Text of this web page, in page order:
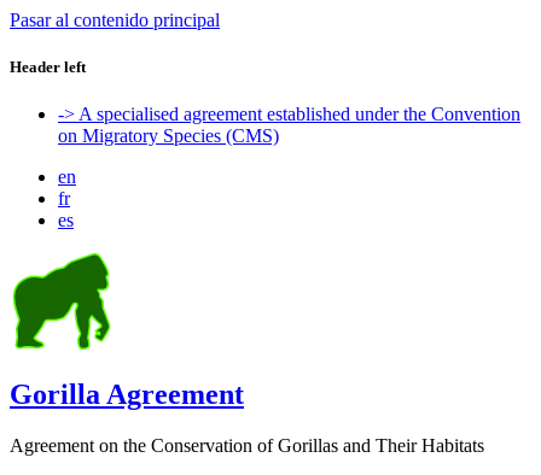
Pasar al contenido principal
Header left
-> A specialised agreement established under the Convention
on Migratory Species (CMS)
en
fr
es
Gorilla Agreement
Agreement on the Conservation of Gorillas and Their Habitats